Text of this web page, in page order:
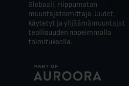
Globaali, riippumaton
muuntajatoimittaja. Uudet,
käytetyt ja ylijäämämuuntajat
teollisuuden nopeimmalla
toimituksella.